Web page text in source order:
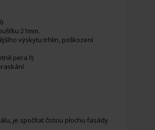
21mm.
výskytu trhlin, poškození
pera !!)
je spočítat čistou plochu fasády